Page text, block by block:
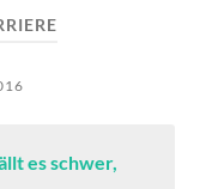
es schwer,